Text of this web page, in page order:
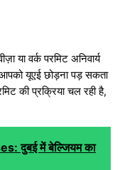
या वर्क परमिट अनिवार्य
यूएई छोड़ना पड़ सकता
की प्रक्रिया चल रही है,
दुबई में बेल्जियम का